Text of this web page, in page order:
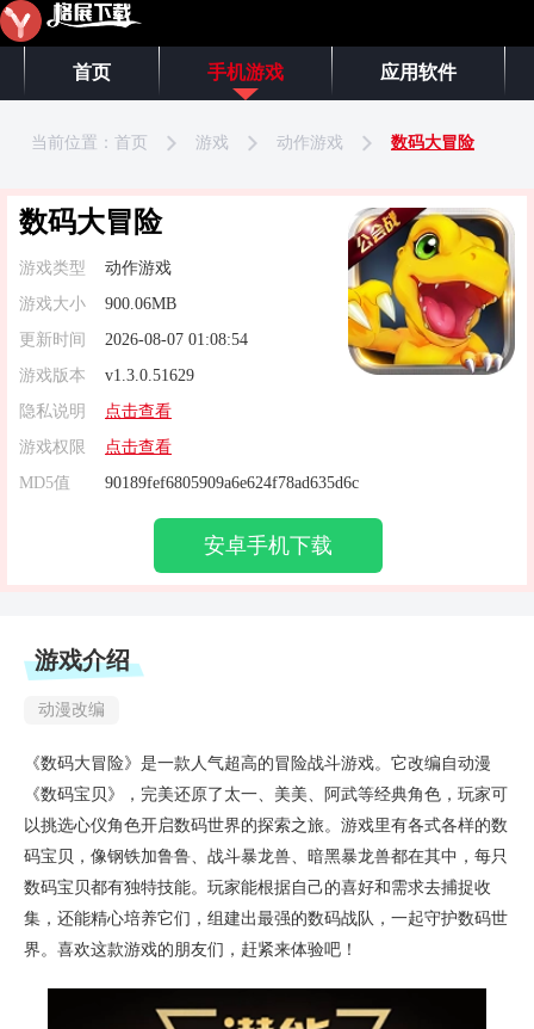
首页 手机游戏 应用软件
当前位置： 首页 游戏 动作游戏 数码大冒险
数码大冒险
游戏类型
动作游戏
游戏大小
900.06MB
更新时间
2026-08-07 01:08:54
游戏版本
v1.3.0.51629
隐私说明
点击查看
游戏权限
点击查看
MD5值
90189fef6805909a6e624f78ad635d6c
安卓手机下载
游戏介绍
动漫改编
《数码大冒险》是一款人气超高的冒险战斗游戏。它改编自动漫
《数码宝贝》，完美还原了太一、美美、阿武等经典角色，玩家可
以挑选心仪角色开启数码世界的探索之旅。游戏里有各式各样的数
码宝贝，像钢铁加鲁鲁、战斗暴龙兽、暗黑暴龙兽都在其中，每只
数码宝贝都有独特技能。玩家能根据自己的喜好和需求去捕捉收
集，还能精心培养它们，组建出最强的数码战队，一起守护数码世
界。喜欢这款游戏的朋友们，赶紧来体验吧！